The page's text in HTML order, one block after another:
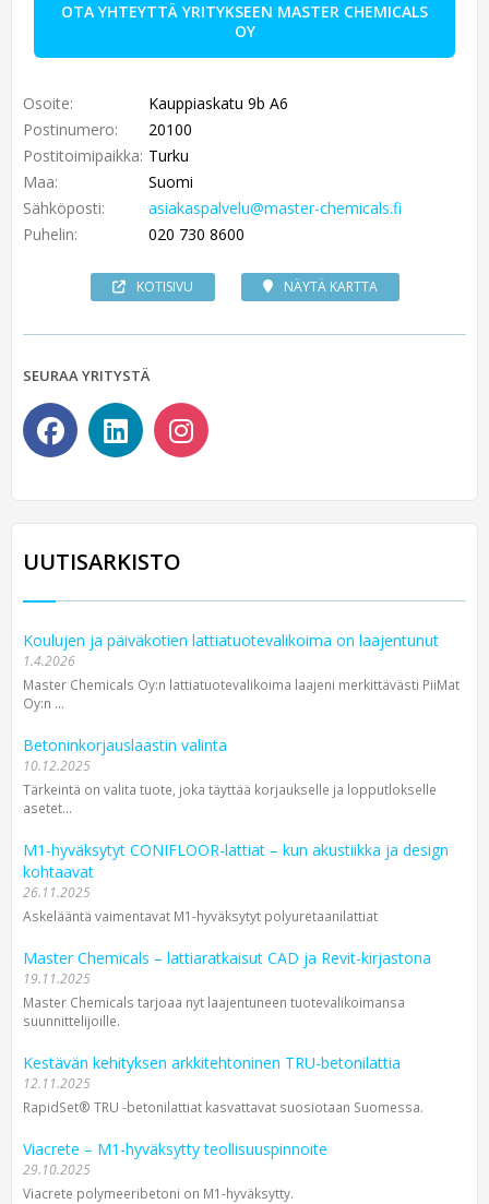
OTA YHTEYTTÄ YRITYKSEEN MASTER CHEMICALS
OY
Osoite:
Kauppiaskatu 9b A6
Postinumero:
20100
Postitoimipaikka: Turku
Maa:
Suomi
Sähköposti:
asiakaspalvelu@master-chemicals.fi
Puhelin:
020 730 8600
KOTISIVU NÄYTÄ KARTTA
SEURAA YRITYSTÄ
UUTISARKISTO
Koulujen ja päiväkotien lattiatuotevalikoima on laajentunut
1.4.2026
Master Chemicals Oy:n lattiatuotevalikoima laajeni merkittävästi PiiMat
Oy:n ...
Betoninkorjauslaastin valinta
10.12.2025
Tärkeintä on valita tuote, joka täyttää korjaukselle ja lopputlokselle
asetet...
M1-hyväksytyt CONIFLOOR-lattiat – kun akustiikka ja design
kohtaavat
26.11.2025
Askelääntä vaimentavat M1-hyväksytyt polyuretaanilattiat
Master Chemicals – lattiaratkaisut CAD ja Revit-kirjastona
19.11.2025
Master Chemicals tarjoaa nyt laajentuneen tuotevalikoimansa
suunnittelijoille.
Kestävän kehityksen arkkitehtoninen TRU-betonilattia
12.11.2025
RapidSet® TRU -betonilattiat kasvattavat suosiotaan Suomessa.
Viacrete – M1-hyväksytty teollisuuspinnoite
29.10.2025
Viacrete polymeeribetoni on M1-hyväksytty.